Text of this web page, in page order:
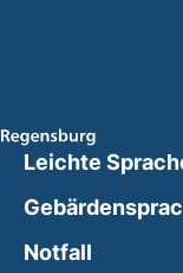
Leichte
Notfall